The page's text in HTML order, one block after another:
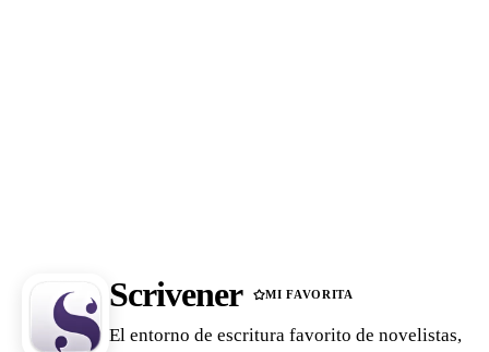
Scrivener MI FAVORITA
El entorno de escritura favorito de novelistas,